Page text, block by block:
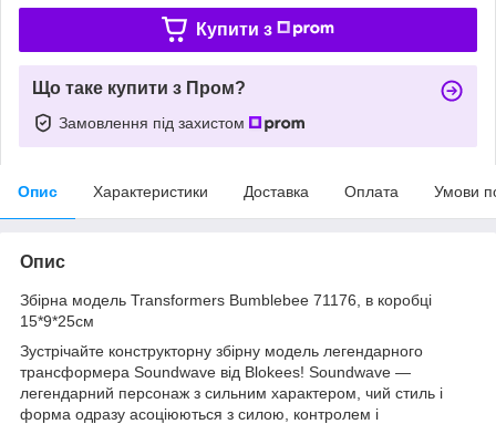
Купити з
Що таке купити з Пром?
Замовлення під захистом
Опис Характеристики Доставка Оплата Умови
Опис
Збірна модель Transformers Bumblebee 71176, в коробці
15*9*25см
Зустрічайте конструкторну збірну модель легендарного
трансформера Soundwave від Blokees! Soundwave —
легендарний персонаж з сильним характером, чий стиль і
форма одразу асоціюються з силою, контролем і